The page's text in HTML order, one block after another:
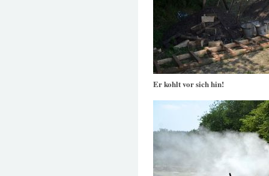
Er kohlt vor sich hin!